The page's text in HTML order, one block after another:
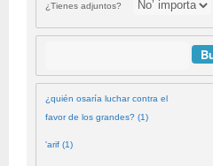
¿Tienes adjuntos?
¿quién osaría luchar contra el
favor de los grandes? (1)
'arif (1)